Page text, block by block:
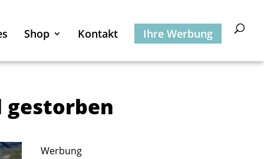
Shop Kontakt Ihre Werbung
gestorben
Werbung